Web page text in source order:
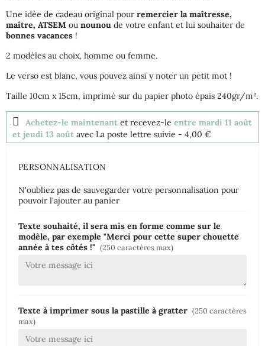
Une idée de cadeau original pour remercier la maîtresse,
maître, ATSEM ou nounou de votre enfant et lui souhaiter de
bonnes vacances !
2 modèles au choix, homme ou femme.
Le verso est blanc, vous pouvez ainsi y noter un petit mot !
Taille 10cm x 15cm, imprimé sur du papier photo épais 240gr/m².
Achetez-le maintenant et recevez-le entre mardi 11 août
et jeudi 13 août avec La poste lettre suivie - 4,00 €
PERSONNALISATION
N'oubliez pas de sauvegarder votre personnalisation pour
pouvoir l'ajouter au panier
Texte souhaité, il sera mis en forme comme sur le
modèle, par exemple "Merci pour cette super chouette
année à tes côtés !" (250 caractères max)
Texte à imprimer sous la pastille à gratter (250 caractères
max)